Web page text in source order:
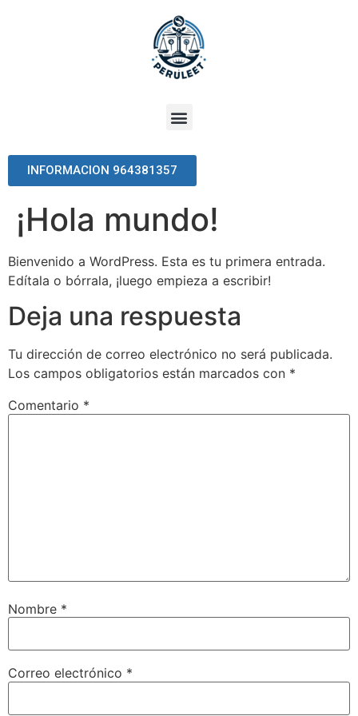
INFORMACION 964381357
¡Hola mundo!
Bienvenido a WordPress. Esta es tu primera entrada.
Edítala o bórrala, ¡luego empieza a escribir!
Deja una respuesta
Tu dirección de correo electrónico no será publicada.
Los campos obligatorios están marcados con *
Comentario *
Nombre *
Correo electrónico *